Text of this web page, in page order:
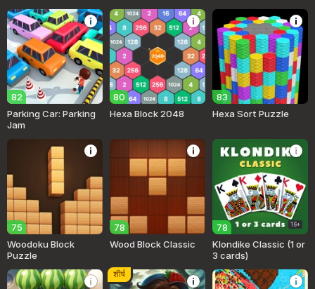
82
Parking Car: Parking
Jam
80
Hexa Block 2048
83
Hexa Sort Puzzle
75
Woodoku Block
Puzzle
78
Wood Block Classic
78 16+
Klondike Classic (1 or
3 cards)
शीर्ष